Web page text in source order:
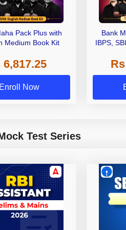
Pack Plus with
Medium Book Kit
6,817.25
Enroll Now
Bank
IBPS,
Other
Test Series